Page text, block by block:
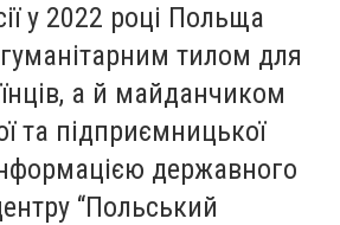
у 2022 році Польща
тилом для
а й майданчиком
та підприємницької
державного
“Польський